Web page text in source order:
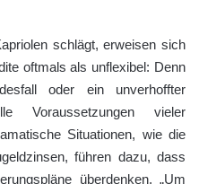
schlägt, erweisen sich
oftmals als unflexibel: Denn
oder ein unverhoffter
Voraussetzungen vieler
Situationen, wie die
führen dazu, dass
überdenken. „Um